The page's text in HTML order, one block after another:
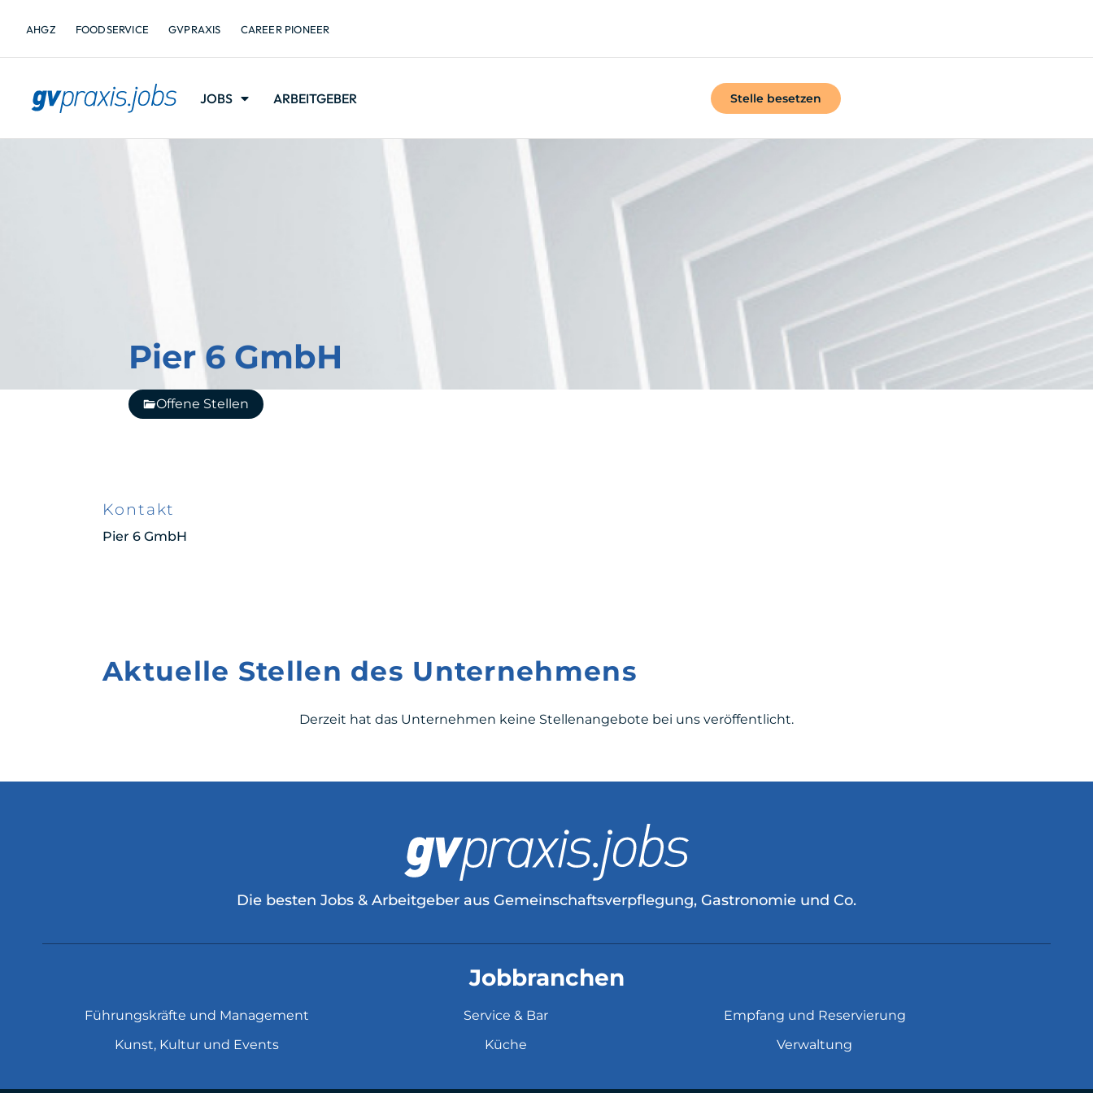
AHGZ FOODSERVICE GVPRAXIS CAREER PIONEER
JOBS ARBEITGEBER Stelle besetzen
Pier 6 GmbH
Offene Stellen
Kontakt
Pier 6 GmbH
Aktuelle Stellen des Unternehmens
Derzeit hat das Unternehmen keine Stellenangebote bei uns veröffentlicht.
Die besten Jobs & Arbeitgeber aus Gemeinschaftsverpflegung, Gastronomie und Co.
Jobbranchen
Führungskräfte und Management
Kunst, Kultur und Events
Service & Bar
Küche
Empfang und Reservierung
Verwaltung